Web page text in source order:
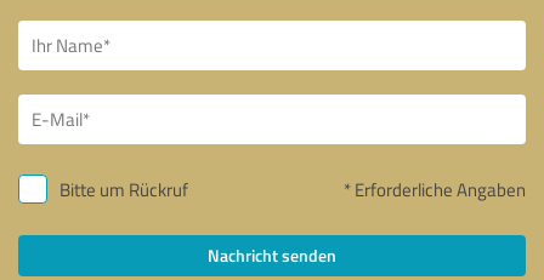
Bitte um Rückruf * Erforderliche Angaben
Nachricht senden